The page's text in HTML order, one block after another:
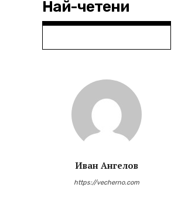
Най-четени
Иван Ангелов
https://vecherno.com